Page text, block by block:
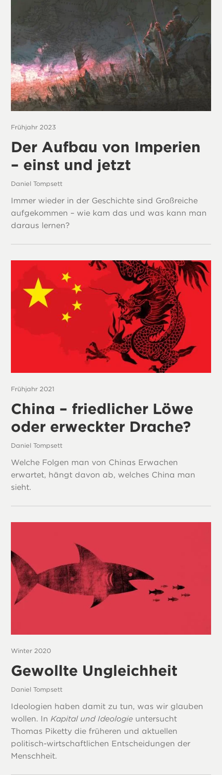
Frühjahr 2023
Der Aufbau von Imperien
– einst und jetzt
Daniel Tompsett
Immer wieder in der Geschichte sind Großreiche
aufgekommen – wie kam das und was kann man
daraus lernen?
Frühjahr 2021
China – friedlicher Löwe
oder erweckter Drache?
Daniel Tompsett
Welche Folgen man von Chinas Erwachen
erwartet, hängt davon ab, welches China man
sieht.
Winter 2020
Gewollte Ungleichheit
Daniel Tompsett
Ideologien haben damit zu tun, was wir glauben
wollen. In Kapital und Ideologie untersucht
Thomas Piketty die früheren und aktuellen
politisch-wirtschaftlichen Entscheidungen der
Menschheit.